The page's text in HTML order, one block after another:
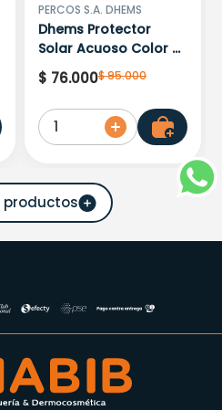
PERCOS S.A. DHEMS
Dhems Protector
Solar Acuoso Color X
50 Ml
$ 76.000$95.000
1